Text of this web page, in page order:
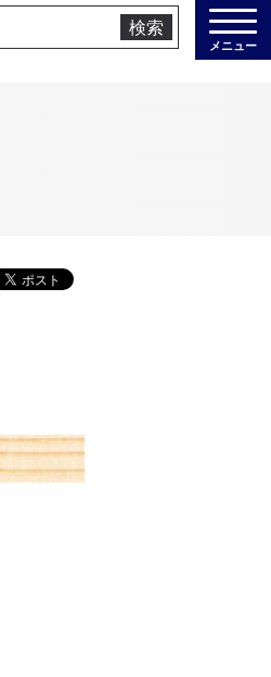
検索
メニュー